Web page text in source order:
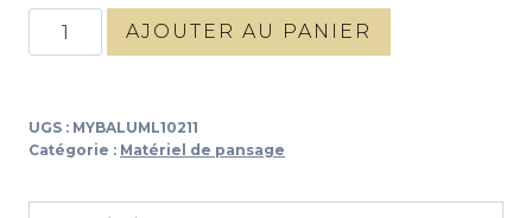
quantité
de
450PIECES
HKM
AJOUTER AU PANIER
UGS : MYBALUML10211
Catégorie : Matériel de pansage